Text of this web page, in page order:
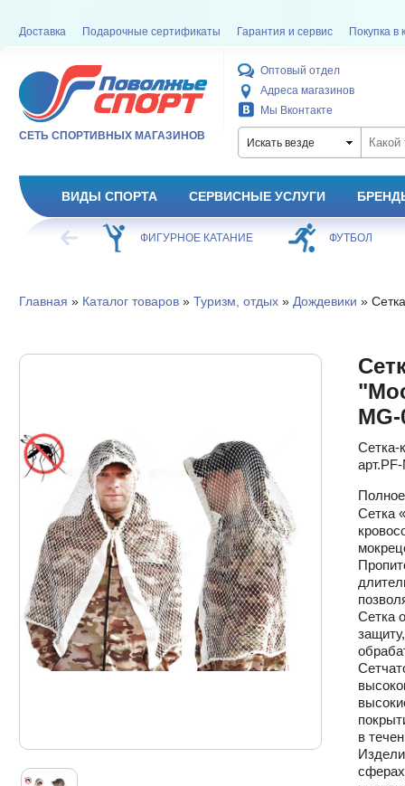
Доставка Подарочные сертификаты Гарантия и сервис Покупка в
СЕТЬ СПОРТИВНЫХ МАГАЗИНОВ
Оптовый отдел
Адреса магазинов
Мы Вконтакте
Искать везде
ВИДЫ СПОРТА СЕРВИСНЫЕ УСЛУГИ
ХОККЕЙ ФИГУРНОЕ КАТАНИЕ ФУТБОЛ
Главная » Каталог товаров» Туризм, отдых» Дождевики »
MG-
Сетка-
Сетка
Сетка
в